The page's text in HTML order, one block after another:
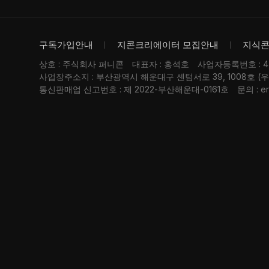
구독가입안내 지콘크리에이터 모집안내 지식
상호 : 주식회사 퍼니콘 대표자 : 홍석호
사업자등록번호 :
사업장주소지 : 부산광역시 해운대구 센텀서로 39, 1008호 (
통신판매업 신고번호 : 제 2022-부산해운대-0161호
문의 :